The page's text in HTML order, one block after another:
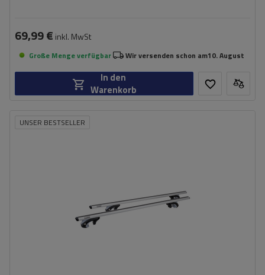
69,99 € inkl. MwSt
Große Menge verfügbar Wir versenden schon am10. August
In den
Warenkorb
UNSER BESTSELLER